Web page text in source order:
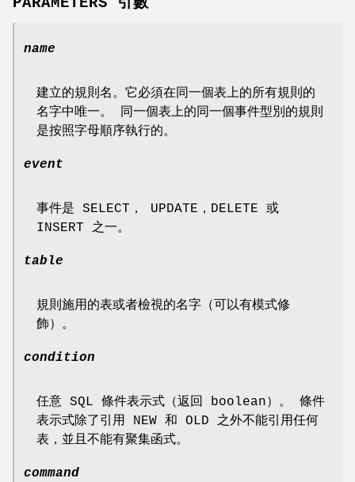
name
建立的規則名。它必須在同一個表上的所有規則的
名字中唯一。 同一個表上的同一個事件型別的規則
是按照字母順序執行的。
event
事件是 SELECT， UPDATE，DELETE 或
INSERT 之一。
table
規則施用的表或者檢視的名字（可以有模式修
飾）。
condition
任意 SQL 條件表示式（返回 boolean）。 條件
表示式除了引用 NEW 和 OLD 之外不能引用任何
表，並且不能有聚集函式。
command